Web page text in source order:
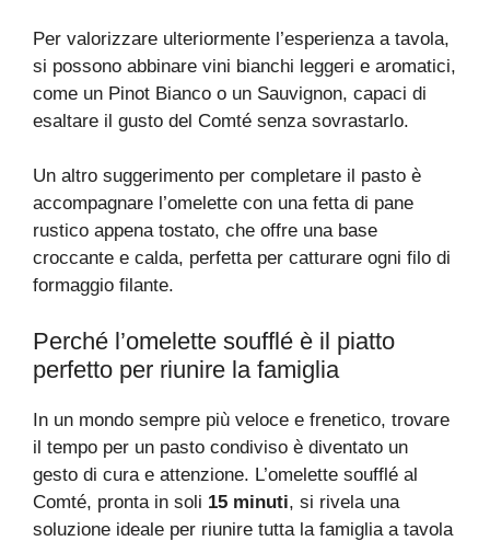
Per valorizzare ulteriormente l’esperienza a tavola,
si possono abbinare vini bianchi leggeri e aromatici,
come un Pinot Bianco o un Sauvignon, capaci di
esaltare il gusto del Comté senza sovrastarlo.
Un altro suggerimento per completare il pasto è
accompagnare l’omelette con una fetta di pane
rustico appena tostato, che offre una base
croccante e calda, perfetta per catturare ogni filo di
formaggio filante.
Perché l’omelette soufflé è il piatto
perfetto per riunire la famiglia
In un mondo sempre più veloce e frenetico, trovare
il tempo per un pasto condiviso è diventato un
gesto di cura e attenzione. L’omelette soufflé al
Comté, pronta in soli 15 minuti, si rivela una
soluzione ideale per riunire tutta la famiglia a tavola